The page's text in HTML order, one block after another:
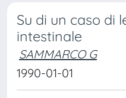
Su di un caso di
intestinale
SAMMARCO G
1990-01-01